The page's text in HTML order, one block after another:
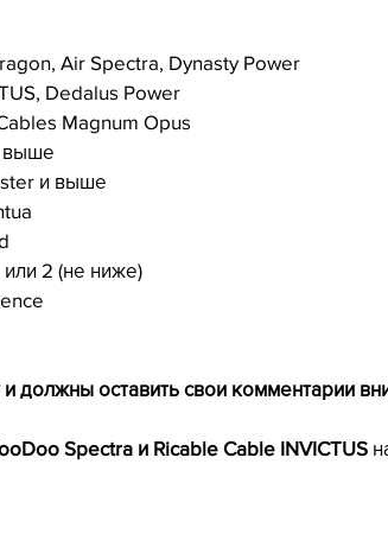
Air Spectra, Dynasty Power
Dedalus Power
Magnum Opus
выше
и выше
2 (не ниже)
должны оставить свои комментарии
Spectra и Ricable Cable INVICTUS